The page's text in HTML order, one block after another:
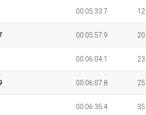
00:05:33.7 12.
00:05:57.9 20.
00:06:04.1 23.
00:06:07.8 25.
00:06:35.4 35.